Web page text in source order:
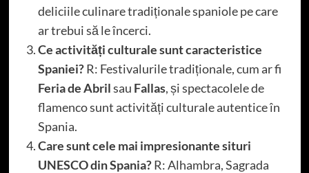
deliciile culinare tradiționale spaniole pe care
ar trebui să le încerci.
Ce activități culturale sunt caracteristice
Spaniei?R: Festivalurile tradiționale, cum ar fi
Feria de Abrilsau Fallas, și spectacolele de
flamenco sunt activități culturale autentice în
Spania.
Care sunt cele mai impresionante situri
UNESCO din Spania?R: Alhambra, Sagrada